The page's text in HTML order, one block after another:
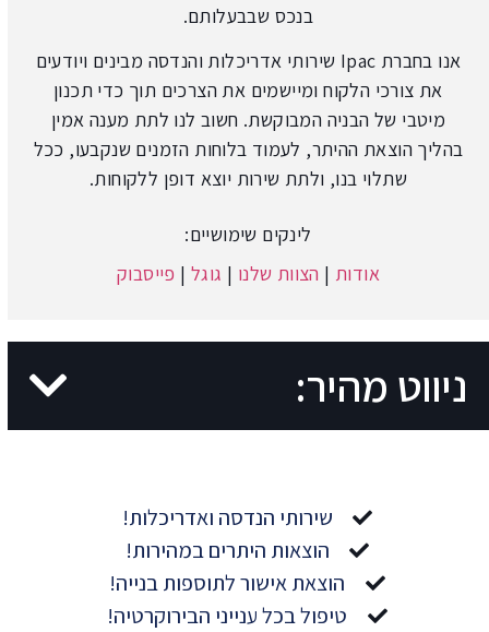
בנכס שבבעלותם.
אנו בחברת Ipac שירותי אדריכלות והנדסה מבינים ויודעים
את צורכי הלקוח ומיישמים את הצרכים תוך כדי תכנון
מיטבי של הבניה המבוקשת. חשוב לנו לתת מענה אמין
בהליך הוצאת ההיתר, לעמוד בלוחות הזמנים שנקבעו, ככל
שתלוי בנו, ולתת שירות יוצא דופן ללקוחות.
לינקים שימושיים:
אודות | הצוות שלנו | גוגל | פייסבוק
ניווט מהיר:
שירותי הנדסה ואדריכלות!
הוצאות היתרים במהירות!
הוצאת אישור לתוספות בנייה!
טיפול בכל ענייני הבירוקרטיה!